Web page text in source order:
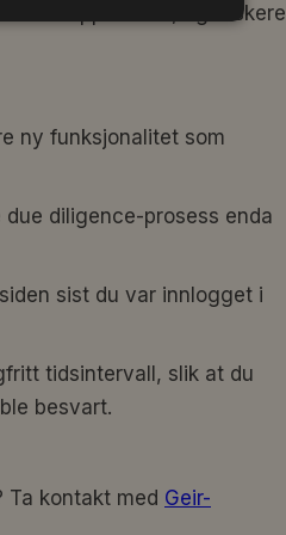
og raskere
ny funksjonalitet som
diligence-prosess enda
sist du var innlogget i
tidsintervall, slik at du
besvart.
Ta kontakt med Geir-